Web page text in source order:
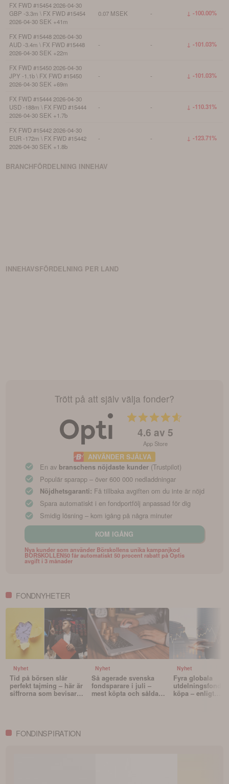
FX FWD #15454 2026-04-30
GBP -3.3m \ FX FWD #15454
2026-04-30 SEK +41m
0.07 MSEK - ↓ -100.00%
FX FWD #15448 2026-04-30
AUD -3.4m \ FX FWD #15448
2026-04-30 SEK +22m
- - ↓ -101.03%
FX FWD #15450 2026-04-30
JPY -1.1b \ FX FWD #15450
2026-04-30 SEK +69m
- - ↓ -101.03%
FX FWD #15444 2026-04-30
USD -188m \ FX FWD #15444
2026-04-30 SEK +1.7b
- - ↓ -110.31%
FX FWD #15442 2026-04-30
EUR -172m \ FX FWD #15442
2026-04-30 SEK +1.8b
- - ↓ -123.71%
BRANCHFÖRDELNING INNEHAV
INNEHAVSFÖRDELNING PER LAND
Trött på att själv välja fonder?
4.6 av 5
App Store
ANVÄNDER SJÄLVA
En av branschens nöjdaste kunder (Trustpilot)
Populär sparapp – över 600 000 nedladdningar
Nöjdhetsgaranti: Få tillbaka avgiften om du inte är nöjd
Spara automatiskt i en fondportfölj anpassad för dig
Smidig lösning – kom igång på några minuter
KOM IGÅNG
Nya kunder som använder Börskollens unika kampanjkod
BORSKOLLEN50 får automatiskt 50 procent rabatt på Optis
avgift i 3 månader
FONDNYHETER
Nyhet
Tid på börsen slår
perfekt tajming – här är
siffrorna som bevisar
Nyhet
Så agerade svenska
fondsparare i juli –
mest köpta och sålda
Nyhet
Fyra globala
utdelningsfonder
köpa – enligt
FONDINSPIRATION